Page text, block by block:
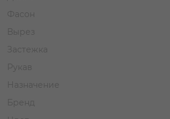
Фасон
Вырез
Застежка
Рукав
Назначение
Бренд